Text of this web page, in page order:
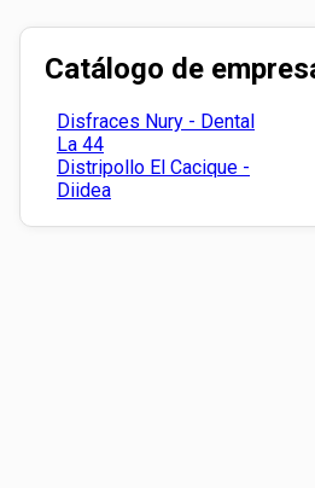
Catálogo de
Disfraces Nury - Dental
La 44
Distripollo El Cacique -
Diidea